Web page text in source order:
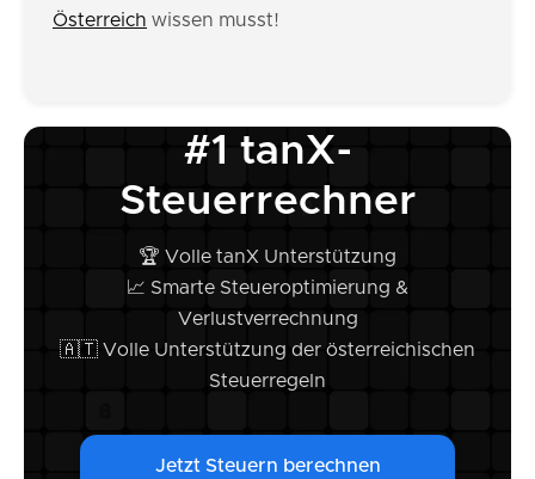
Österreich wissen musst!
#1 tanX-
Steuerrechner
🏆 Volle tanX Unterstützung
📈 Smarte Steueroptimierung &
Verlustverrechnung
🇦🇹 Volle Unterstützung der österreichischen
Steuerregeln
Jetzt Steuern berechnen